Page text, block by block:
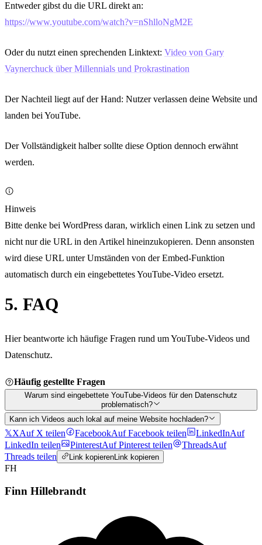
Entweder gibst du die URL direkt an:
https://www.youtube.com/watch?v=nShlloNgM2E
Oder du nutzt einen sprechenden Linktext: Video von Gary
Vaynerchuck über Millennials und Prokrastination
Der Nachteil liegt auf der Hand: Nutzer verlassen deine Website und
landen bei YouTube.
Der Vollständigkeit halber sollte diese Option dennoch erwähnt
werden.
Hinweis
Bitte denke bei WordPress daran, wirklich einen Link zu setzen und
nicht nur die URL in den Artikel hineinzukopieren. Denn ansonsten
wird diese URL unter Umständen von der Embed-Funktion
automatisch durch ein eingebettetes YouTube-Video ersetzt.
5. FAQ
Hier beantworte ich häufige Fragen rund um YouTube-Videos und
Datenschutz.
Häufig gestellte Fragen
Warum sind eingebettete YouTube-Videos für den Datenschutz
problematisch?
Kann ich Videos auch lokal auf meine Website hochladen?
𝕏XAuf X teilen FacebookAuf Facebook teilen LinkedInAuf
LinkedIn teilen
PinterestAuf Pinterest teilen ThreadsAuf
Threads teilen
Link kopierenLink kopieren
FH
Finn Hillebrandt